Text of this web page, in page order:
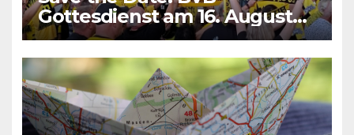
Gottesdienst am 16. August
2026